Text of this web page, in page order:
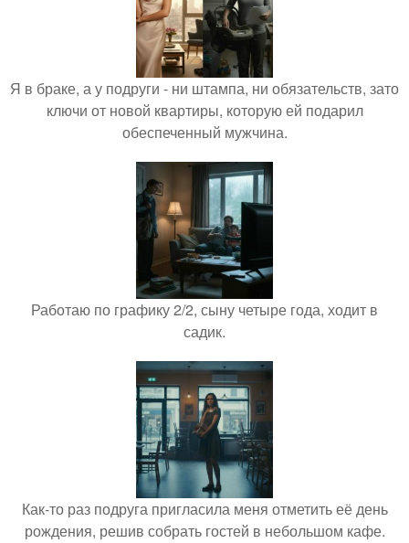
Я в браке, а у подруги - ни штампа, ни обязательств, зато
ключи от новой квартиры, которую ей подарил
обеспеченный мужчина.
Работаю по графику 2/2, сыну четыре года, ходит в
садик.
Как-то раз подруга пригласила меня отметить её день
рождения, решив собрать гостей в небольшом кафе.